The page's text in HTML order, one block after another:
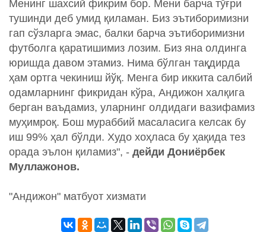
Менинг шахсий фикрим бор. Мени барча тўғри
тушинди деб умид қиламан. Биз эътиборимизни
гап сўзларга эмас, балки барча эътиборимизни
футболга қаратишимиз лозим. Биз яна олдинга
юришда давом этамиз. Нима бўлган тақдирда
ҳам ортга чекиниш йўқ. Менга бир иккита салбий
одамларнинг фикридан кўра, Андижон халқига
берган ваъдамиз, уларнинг олдидаги вазифамиз
муҳимроқ. Бош мураббий масаласига келсак бу
иш 99% ҳал бўлди. Худо хоҳласа бу ҳақида тез
орада эълон қиламиз", - дейди Дониёрбек
Муллажонов.
"Андижон" матбуот хизмати